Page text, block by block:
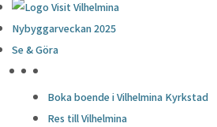
Nybyggarveckan 2025
Se & Göra
Boka boende i Vilhelmina Kyrkstad
Res till Vilhelmina